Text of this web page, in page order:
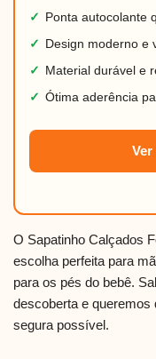
✓
Ponta autocolante
✓
Design moderno e
✓
Material durável e
✓ Ótima aderência
Ver
O Sapatinho Calçados
escolha perfeita para
para os pés do bebê.
descoberta e queremos
segura possível.